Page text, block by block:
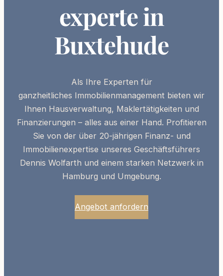
experte in
Buxtehude
Als Ihre Experten für
ganzheitliches Immobilienmanagement bieten wir
Ihnen Hausverwaltung, Maklertätigkeiten und
Finanzierungen – alles aus einer Hand. Profitieren
Sie von der über 20-jährigen Finanz- und
Immobilienexpertise unseres Geschäftsführers
Dennis Wolfarth und einem starken Netzwerk in
Hamburg und Umgebung.
Angebot anfordern